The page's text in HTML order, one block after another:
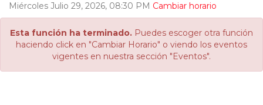
Miércoles Julio 29, 2026, 08:30 PM Cambiar horario
Esta función ha terminado. Puedes escoger otra función
haciendo click en "Cambiar Horario" o viendo los eventos
vigentes en nuestra sección "Eventos".